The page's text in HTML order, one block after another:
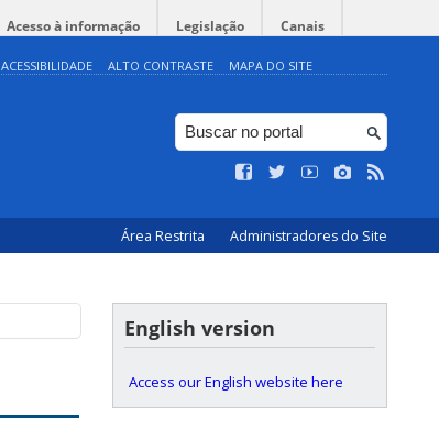
Acesso à informação Legislação Canais
ACESSIBILIDADE ALTO CONTRASTE MAPA DO SITE
Área Restrita Administradores do Site
English version
Access our English website here